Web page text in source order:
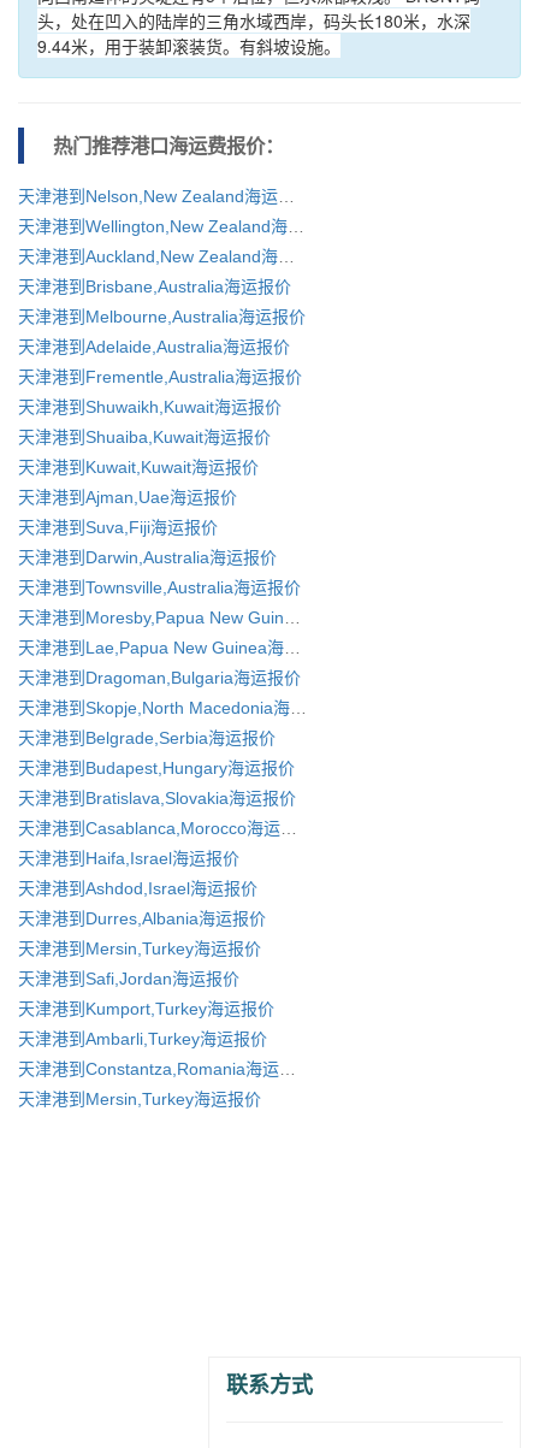
头，处在凹入的陆岸的三角水域西岸，码头长180米，水深
9.44米，用于装卸滚装货。有斜坡设施。
热门推荐港口海运费报价：
天津港到Brisbane,Australia海运报价
天津港到Melbourne,Australia海运报价
天津港到Adelaide,Australia海运报价
天津港到Frementle,Australia海运报价
天津港到Shuwaikh,Kuwait海运报价
天津港到Shuaiba,Kuwait海运报价
天津港到Kuwait,Kuwait海运报价
天津港到Ajman,Uae海运报价
天津港到Suva,Fiji海运报价
天津港到Darwin,Australia海运报价
天津港到Townsville,Australia海运报价
天津港到Dragoman,Bulgaria海运报价
天津港到Belgrade,Serbia海运报价
天津港到Budapest,Hungary海运报价
天津港到Bratislava,Slovakia海运报价
天津港到Haifa,Israel海运报价
天津港到Ashdod,Israel海运报价
天津港到Durres,Albania海运报价
天津港到Mersin,Turkey海运报价
天津港到Safi,Jordan海运报价
天津港到Kumport,Turkey海运报价
天津港到Ambarli,Turkey海运报价
天津港到Mersin,Turkey海运报价
联系方式